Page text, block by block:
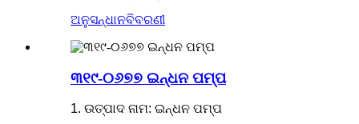
ଅନୁସନ୍ଧାନବିବରଣୀ
୩୧୯-୦୬୭୭ ଇନ୍ଧନ ପମ୍ପ
1. ଉତ୍ପାଦ ନାମ: ଇନ୍ଧନ ପମ୍ପ